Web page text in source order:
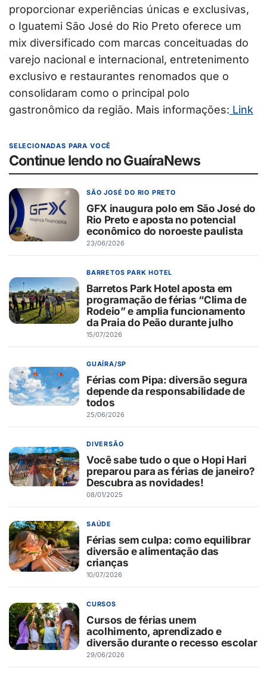
proporcionar experiências únicas e exclusivas,
o Iguatemi São José do Rio Preto oferece um
mix diversificado com marcas conceituadas do
varejo nacional e internacional, entretenimento
exclusivo e restaurantes renomados que o
consolidaram como o principal polo
gastronômico da região. Mais informações: Link
SELECIONADAS PARA VOCÊ
Continue lendo no GuaíraNews
SÃO JOSÉ DO RIO PRETO
GFX inaugura polo em São José do
Rio Preto e aposta no potencial
econômico do noroeste paulista
23/06/2026
BARRETOS PARK HOTEL
Barretos Park Hotel aposta em
programação de férias “Clima de
Rodeio” e amplia funcionamento
da Praia do Peão durante julho
15/07/2026
GUAÍRA/SP
Férias com Pipa: diversão segura
depende da responsabilidade de
todos
25/06/2026
DIVERSÃO
Você sabe tudo o que o Hopi Hari
preparou para as férias de janeiro?
Descubra as novidades!
08/01/2025
SAÚDE
Férias sem culpa: como equilibrar
diversão e alimentação das
crianças
10/07/2026
CURSOS
Cursos de férias unem
acolhimento, aprendizado e
diversão durante o recesso escolar
29/06/2026